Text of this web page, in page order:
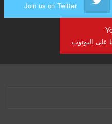
Join us on Twitter
على اليوتوب